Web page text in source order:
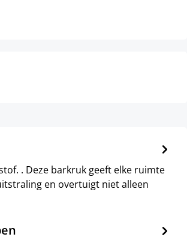
. Deze barkruk geeft elke ruimte
en overtuigt niet alleen